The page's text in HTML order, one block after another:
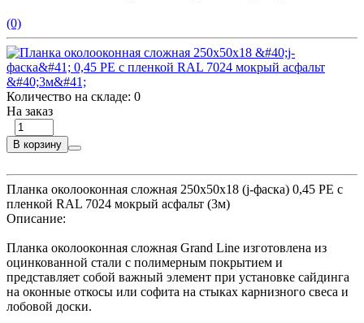
(0)
Количество на складе: 0
На заказ
В корзину
Планка околооконная сложная 250х50х18 (j-фаска) 0,45 PE с
пленкой RAL 7024 мокрый асфальт (3м)
Описание:
Планка околооконная сложная Grand Line изготовлена из
оцинкованной стали с полимерным покрытием и
представляет собой важный элемент при установке сайдинга
на оконные откосы или софита на стыках карнизного свеса и
лобовой доски.